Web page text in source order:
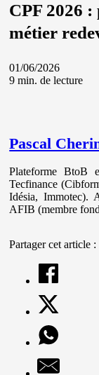
CPF 2026
métier
01/06/2026
9 min. de lecture
Pascal
Plateforme BtoB
Tecfinance
Idésia, Immotec).
AFIB (membre
Partager cet article :